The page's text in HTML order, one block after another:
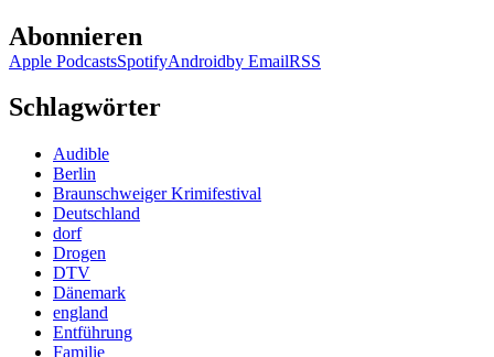
Abonnieren
Apple PodcastsSpotifyAndroidby EmailRSS
Schlagwörter
Audible
Berlin
Braunschweiger Krimifestival
Deutschland
dorf
Drogen
DTV
Dänemark
england
Entführung
Familie